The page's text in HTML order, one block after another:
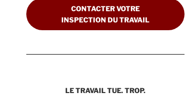
CONTACTER VOTRE
INSPECTION DU TRAVAIL
LE TRAVAIL TUE. TROP.